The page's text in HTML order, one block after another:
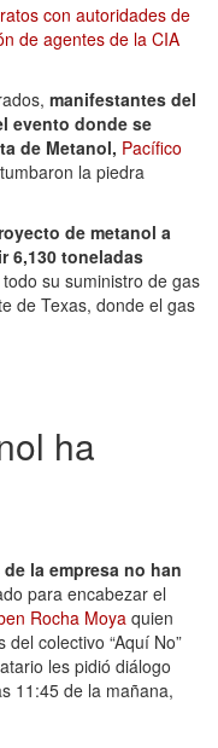
con autoridades de
de agentes de la CIA
manifestantes del
evento donde se
de Metanol, Pacífico
la piedra
de metanol a
6,130 toneladas
su suministro de gas
de Texas, donde el gas
ha
la empresa no han
para encabezar el
Rocha Moya quien
colectivo “Aquí No”
les pidió diálogo
11:45 de la mañana,